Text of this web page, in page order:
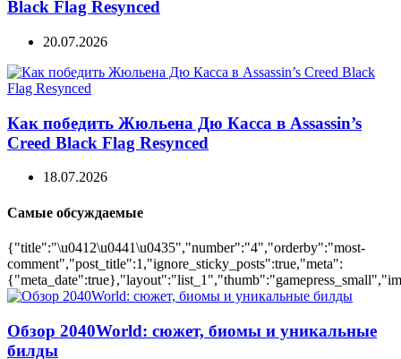
Black Flag Resynced
20.07.2026
Как победить Жюльена Дю Касса в Assassin’s
Creed Black Flag Resynced
18.07.2026
Самые обсуждаемые
{"title":"\u0412\u0441\u0435","number":"4","orderby":"most-
comment","post_title":1,"ignore_sticky_posts":true,"meta":
Обзор 2040World: сюжет, биомы и уникальные
билды